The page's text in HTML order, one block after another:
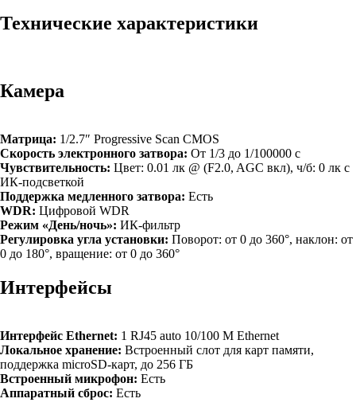
Технические характеристики
Камера
Матрица: 1/2.7″ Progressive Scan CMOS
Скорость электронного затвора: От 1/3 до 1/100000 с
Чувствительность: Цвет: 0.01 лк @ (F2.0, AGC вкл), ч/б: 0 лк с
ИК-подсветкой
Поддержка медленного затвора: Есть
WDR: Цифровой WDR
Режим «День/ночь»: ИК-фильтр
Регулировка угла установки: Поворот: от 0 до 360°, наклон: от
0 до 180°, вращение: от 0 до 360°
Интерфейсы
Интерфейс Ethernet: 1 RJ45 auto 10/100 М Ethernet
Локальное хранение: Встроенный слот для карт памяти,
поддержка microSD-карт, до 256 ГБ
Встроенный микрофон: Есть
Аппаратный сброс: Есть